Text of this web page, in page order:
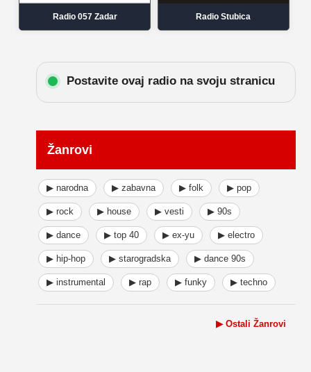
Radio 057 Zadar Radio Stubica
Postavite ovaj radio na svoju stranicu
Žanrovi
▶ narodna ▶ zabavna ▶ folk ▶ pop
▶ rock ▶ house ▶ vesti ▶ 90s
▶ dance ▶ top 40 ▶ ex-yu ▶ electro
▶ hip-hop ▶ starogradska ▶ dance 90s
▶ instrumental ▶ rap ▶ funky ▶ techno
▶ Ostali Žanrovi